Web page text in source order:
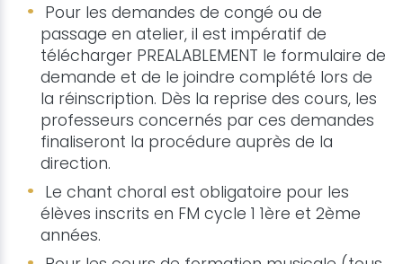
Pour les demandes de congé ou de
passage en atelier, il est impératif de
télécharger PREALABLEMENT le formulaire de
demande et de le joindre complété lors de
la réinscription. Dès la reprise des cours, les
professeurs concernés par ces demandes
finaliseront la procédure auprès de la
direction.
Le chant choral est obligatoire pour les
élèves inscrits en FM cycle 1 1ère et 2ème
années.